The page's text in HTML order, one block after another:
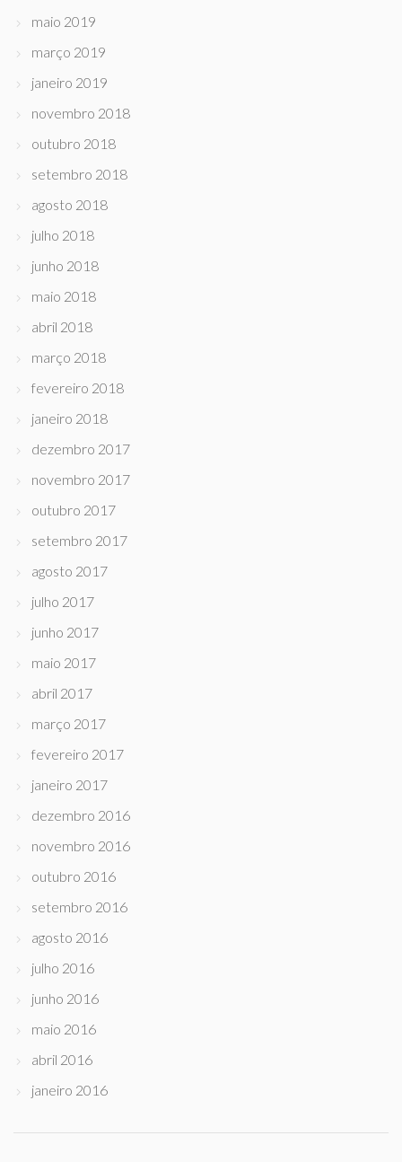
maio 2019
março 2019
janeiro 2019
novembro 2018
outubro 2018
setembro 2018
agosto 2018
julho 2018
junho 2018
maio 2018
abril 2018
março 2018
fevereiro 2018
janeiro 2018
dezembro 2017
novembro 2017
outubro 2017
setembro 2017
agosto 2017
julho 2017
junho 2017
maio 2017
abril 2017
março 2017
fevereiro 2017
janeiro 2017
dezembro 2016
novembro 2016
outubro 2016
setembro 2016
agosto 2016
julho 2016
junho 2016
maio 2016
abril 2016
janeiro 2016